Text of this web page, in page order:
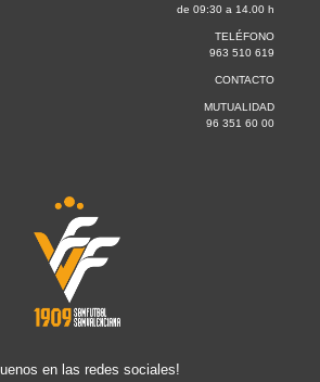
de 09:30 a 14.00 h
TELÉFONO
963 510 619
CONTACTO
MUTUALIDAD
96 351 60 00
en las redes sociales!